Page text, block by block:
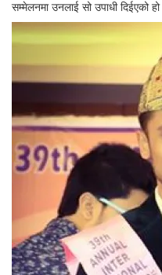
सम्मेलनमा उनलाई सो उपाधी दिईएको